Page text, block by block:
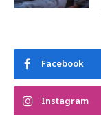
Facebook
Instagram